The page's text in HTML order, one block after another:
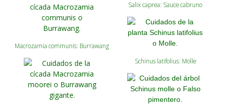
Macrozamia communis: Burrawang
Salix caprea: Sauce cabruno
Schinus latifolius: Molle